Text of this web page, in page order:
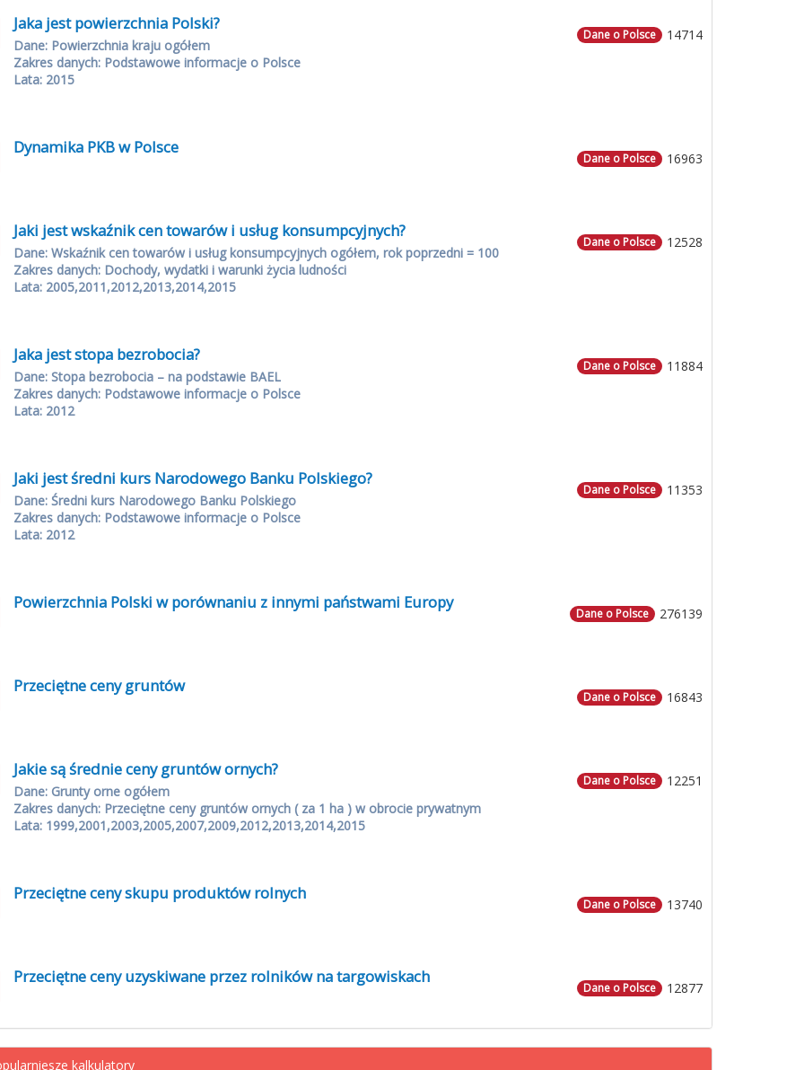
14714
Dane o Polsce
Jaka jest powierzchnia Polski?
Dane: Powierzchnia kraju ogółem
Zakres danych: Podstawowe informacje o Polsce
Lata: 2015
16963
Dane o Polsce
Dynamika PKB w Polsce
12528
Dane o Polsce
Jaki jest wskaźnik cen towarów i usług konsumpcyjnych?
Dane: Wskaźnik cen towarów i usług konsumpcyjnych ogółem, rok poprzedni = 100
Zakres danych: Dochody, wydatki i warunki życia ludności
Lata: 2005,2011,2012,2013,2014,2015
11884
Dane o Polsce
Jaka jest stopa bezrobocia?
Dane: Stopa bezrobocia – na podstawie BAEL
Zakres danych: Podstawowe informacje o Polsce
Lata: 2012
11353
Dane o Polsce
Jaki jest średni kurs Narodowego Banku Polskiego?
Dane: Średni kurs Narodowego Banku Polskiego
Zakres danych: Podstawowe informacje o Polsce
Lata: 2012
276139
Dane o Polsce
Powierzchnia Polski w porównaniu z innymi państwami Europy
16843
Dane o Polsce
Przeciętne ceny gruntów
12251
Dane o Polsce
Jakie są średnie ceny gruntów ornych?
Dane: Grunty orne ogółem
Zakres danych: Przeciętne ceny gruntów ornych ( za 1 ha ) w obrocie prywatnym
Lata: 1999,2001,2003,2005,2007,2009,2012,2013,2014,2015
13740
Dane o Polsce
Przeciętne ceny skupu produktów rolnych
12877
Dane o Polsce
Przeciętne ceny uzyskiwane przez rolników na targowiskach
kalkulatory